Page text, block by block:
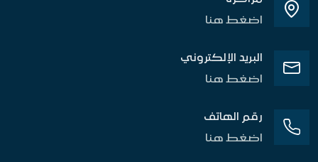
اضغط هنا
البريد الإلكتروني
اضغط هنا
رقم الهاتف
اضغط هنا